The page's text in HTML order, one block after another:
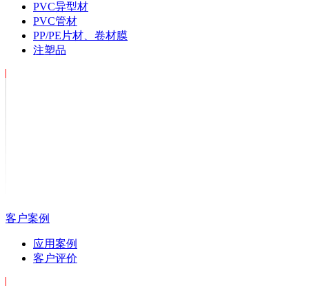
PVC异型材
PVC管材
PP/PE片材、卷材膜
注塑品
客户案例
应用案例
客户评价